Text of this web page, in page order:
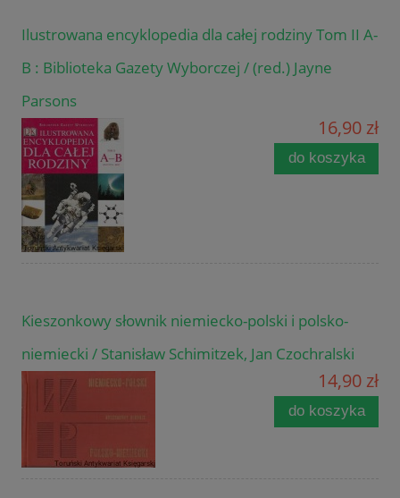
Ilustrowana encyklopedia dla całej rodziny Tom II A-
B : Biblioteka Gazety Wyborczej / (red.) Jayne
Parsons
16,90 zł
do koszyka
Kieszonkowy słownik niemiecko-polski i polsko-
niemiecki / Stanisław Schimitzek, Jan Czochralski
14,90 zł
do koszyka